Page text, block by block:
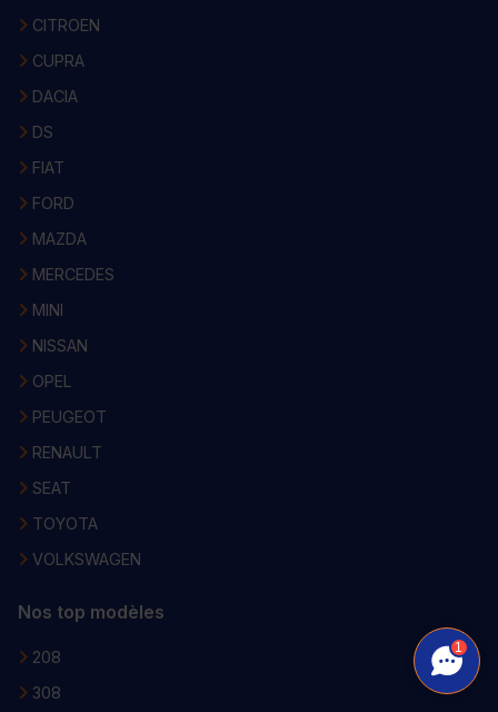
CITROEN
CUPRA
DACIA
DS
FIAT
FORD
MAZDA
MERCEDES
MINI
NISSAN
OPEL
PEUGEOT
RENAULT
SEAT
TOYOTA
VOLKSWAGEN
Nos top modèles
208
308
1